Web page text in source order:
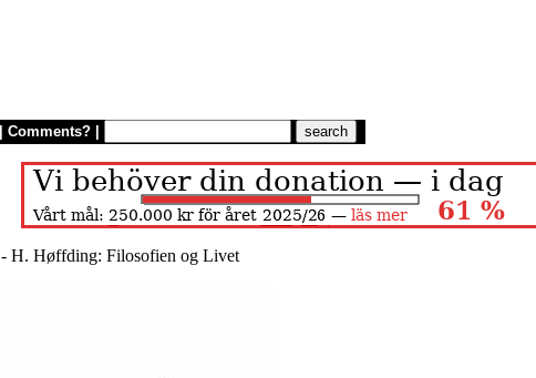
Comments?
- H. Høffding: Filosofien og Livet